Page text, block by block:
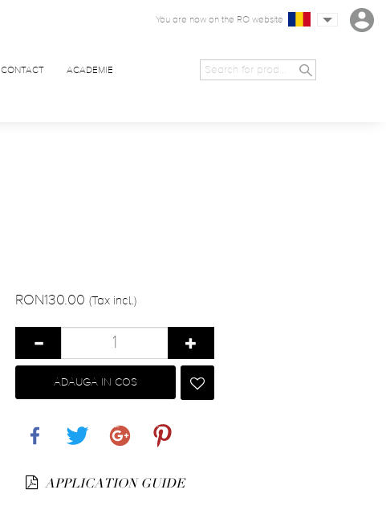
CONTACT ACADEMIE
You are now on the RO website
RON130.00 (Tax incl.)
ADAUGA IN COS
APPLICATION GUIDE